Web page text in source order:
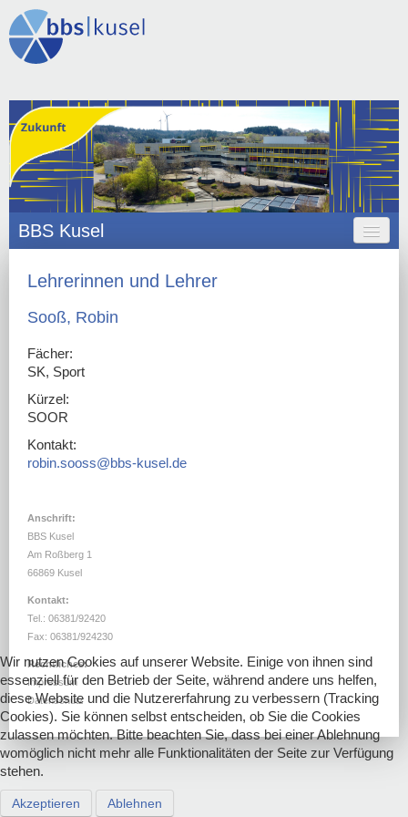
BBS Kusel
SCHULLEBEN
DOWNLOADS
LINKS
Lehrerinnen und Lehrer
Sooß, Robin
Fächer:
SK, Sport
Kürzel:
SOOR
Kontakt:
robin.sooss@bbs-kusel.de
Anschrift:
BBS Kusel
Am Roßberg 1
66869 Kusel
Kontakt:
Tel.: 06381/92420
Fax: 06381/924230
Rechtliches:
Impressum
Datenschutz
Wir nutzen Cookies auf unserer Website. Einige von ihnen sind
essenziell für den Betrieb der Seite, während andere uns helfen,
diese Website und die Nutzererfahrung zu verbessern (Tracking
Cookies). Sie können selbst entscheiden, ob Sie die Cookies
zulassen möchten. Bitte beachten Sie, dass bei einer Ablehnung
womöglich nicht mehr alle Funktionalitäten der Seite zur Verfügung
stehen.
Akzeptieren Ablehnen